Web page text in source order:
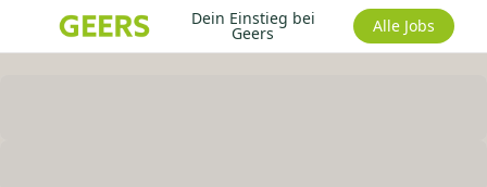
Dein Einstieg bei
Geers Alle Jobs